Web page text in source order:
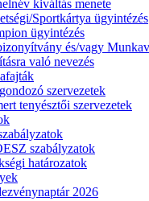
kiváltás menete
Sportkártya ügyintézés
ügyintézés
és/vagy
való nevezés
szervezetek
tenyésztői szervezetek
szabályzatok
határozatok
2026